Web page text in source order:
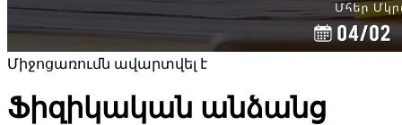
Միջոցառումն ավարտվել է
Ֆիզիկական անձանց